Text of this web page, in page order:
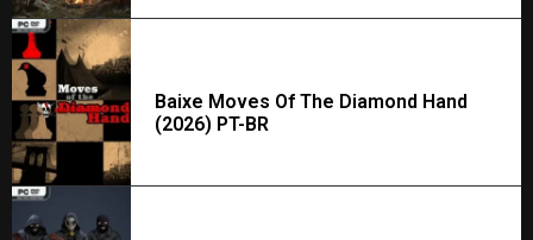
Baixe Moves Of The Diamond Hand
(2026) PT-BR